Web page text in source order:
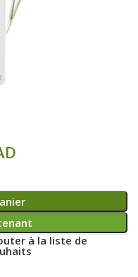
à la liste de